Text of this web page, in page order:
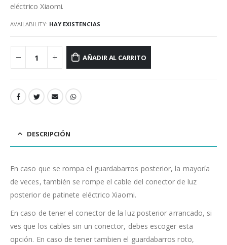
eléctrico Xiaomi.
AVAILABILITY: HAY EXISTENCIAS
AÑADIR AL CARRITO
DESCRIPCIÓN
En caso que se rompa el guardabarros posterior, la mayoría
de veces, también se rompe el cable del conector de luz
posterior de patinete eléctrico Xiaomi.
En caso de tener el conector de la luz posterior arrancado, si
ves que los cables sin un conector, debes escoger esta
opción. En caso de tener tambien el guardabarros roto,